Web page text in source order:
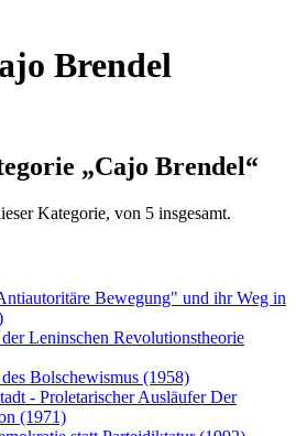
Brendel
„Cajo Brendel“
Kategorie, von 5 insgesamt.
Bewegung" und ihr Weg in
Leninschen Revolutionstheorie
Bolschewismus (1958)
- Proletarischer Ausläufer Der
(1971)